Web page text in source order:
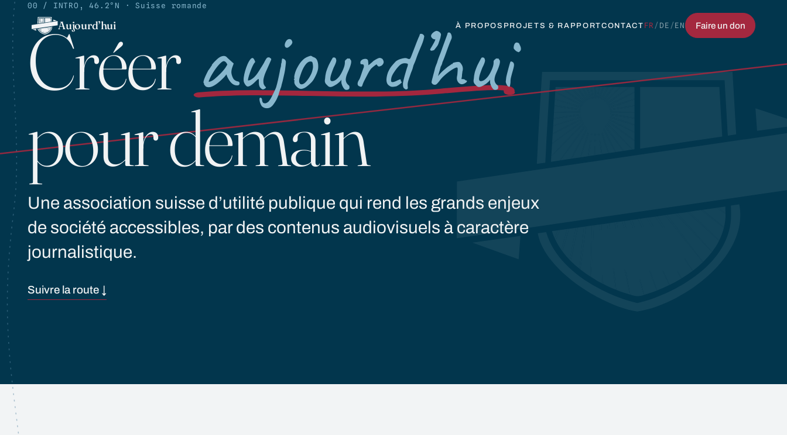
Aujourd’hui À PROPOS PROJETS & RAPPORTCONTACT FR / DE / EN Faire un don
00 / INTRO, 46.2°N · Suisse romande
Créeraujourd’hui
pour demain
Une association suisse d’utilité publique qui rend les grands enjeux
de société accessibles, par des contenus audiovisuels à caractère
journalistique.
Suivre la route ↓